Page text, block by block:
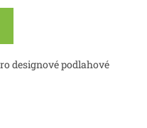
designové podlahové